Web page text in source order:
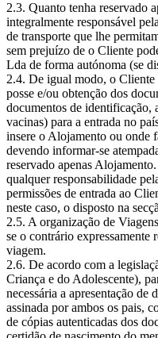
2.3. Quanto tenha reservado
integralmente responsável
de transporte que lhe
sem prejuízo de o Cliente
Lda de forma autónoma (se
2.4. De igual modo, o Cliente
posse e/ou obtenção dos
documentos de identificação,
vacinas) para a entrada no
insere o Alojamento ou onde
devendo informar-se
reservado apenas
qualquer responsabilidade
permissões de entrada ao
neste caso, o disposto na
2.5. A organização de
se o contrário expressamente
viagem.
2.6. De acordo com a
Criança e do Adolescente),
necessária a apresentação de
assinada por ambos os pais,
de cópias autenticadas dos